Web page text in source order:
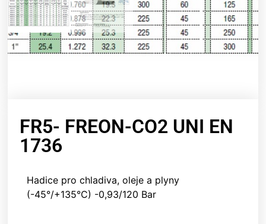
FR5- FREON-CO2 UNI EN
1736
Hadice pro chladiva, oleje a plyny
(-45°/+135°C) -0,93/120 Bar